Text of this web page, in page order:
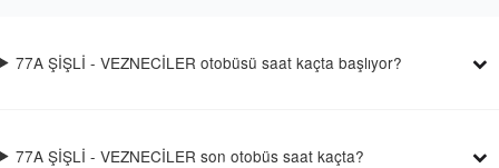
77A ŞİŞLİ - VEZNECİLER otobüsü saat kaçta başlıyor?
77A ŞİŞLİ - VEZNECİLER son otobüs saat kaçta?